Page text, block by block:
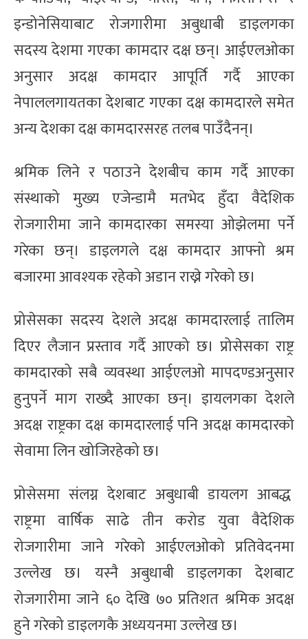
इन्डोनेसियाबाट रोजगारीमा अबुधाबी डाइलगका
सदस्य देशमा गएका कामदार दक्ष छन्। आईएलओका
अनुसार अदक्ष कामदार आपूर्ति गर्दै आएका
नेपाललगायतका देशबाट गएका दक्ष कामदारले समेत
अन्य देशका दक्ष कामदारसरह तलब पाउँदैनन्।
श्रमिक लिने र पठाउने देशबीच काम गर्दै आएका
संस्थाको मुख्य एजेन्डामै मतभेद हुँदा वैदेशिक
रोजगारीमा जाने कामदारका समस्या ओझेलमा पर्ने
गरेका छन्। डाइलगले दक्ष कामदार आफ्नो श्रम
बजारमा आवश्यक रहेको अडान राख्ने गरेको छ।
प्रोसेसका सदस्य देशले अदक्ष कामदारलाई तालिम
दिएर लैजान प्रस्ताव गर्दै आएको छ। प्रोसेसका राष्ट्र
कामदारको सबै व्यवस्था आईएलओ मापदण्डअनुसार
हुनुपर्ने माग राख्दै आएका छन्। इायलगका देशले
अदक्ष राष्ट्रका दक्ष कामदारलाई पनि अदक्ष कामदारको
सेवामा लिन खोजिरहेको छ।
प्रोसेसमा संलग्न देशबाट अबुधाबी डायलग आबद्ध
राष्ट्रमा वार्षिक साढे तीन करोड युवा वैदेशिक
रोजगारीमा जाने गरेको आईएलओको प्रतिवेदनमा
उल्लेख छ। यस्नै अबुधाबी डाइलगका देशबाट
रोजगारीमा जाने ६० देखि ७० प्रतिशत श्रमिक अदक्ष
हुने गरेको डाइलगकै अध्ययनमा उल्लेख छ।